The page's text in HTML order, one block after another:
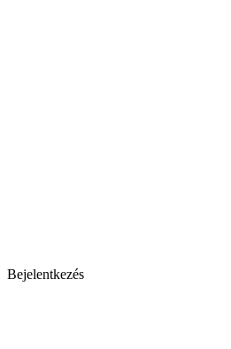
Bejelentkezés